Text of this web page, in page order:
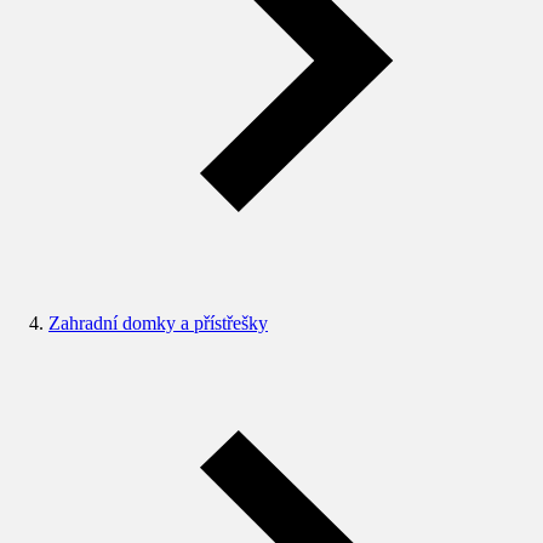
Zahradní domky a přístřešky